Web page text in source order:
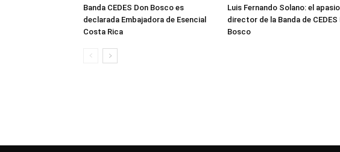
Banda CEDES Don Bosco es
declarada Embajadora de Esencial
Costa Rica
Luis Fernando Solano: el
director de la Banda de CEDES
Bosco